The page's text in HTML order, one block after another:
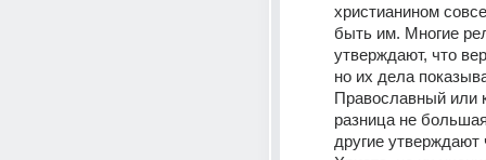
христианином
быть им. Многие
утверждают, что
но их дела
Православный или
разница не
другие утверждают